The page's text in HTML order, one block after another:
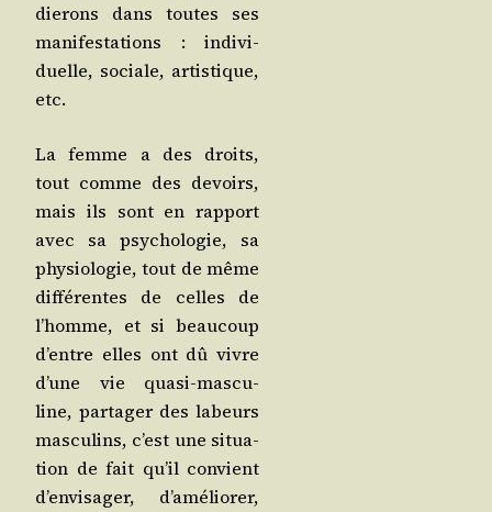
die­rons dans toutes ses
mani­fes­ta­tions : indi­vi­
duelle, sociale, artis­tique,
etc.
La femme a des droits,
tout comme des devoirs,
mais ils sont en rap­port
avec sa psy­cho­lo­gie, sa
phy­sio­lo­gie, tout de même
dif­fé­rentes de celles de
l’homme, et si beau­coup
d’entre elles ont dû vivre
d’une vie qua­si-mas­cu­
line, par­ta­ger des labeurs
mas­cu­lins, c’est une situa­
tion de fait qu’il convient
d’en­vi­sa­ger, d’a­mé­lio­rer,